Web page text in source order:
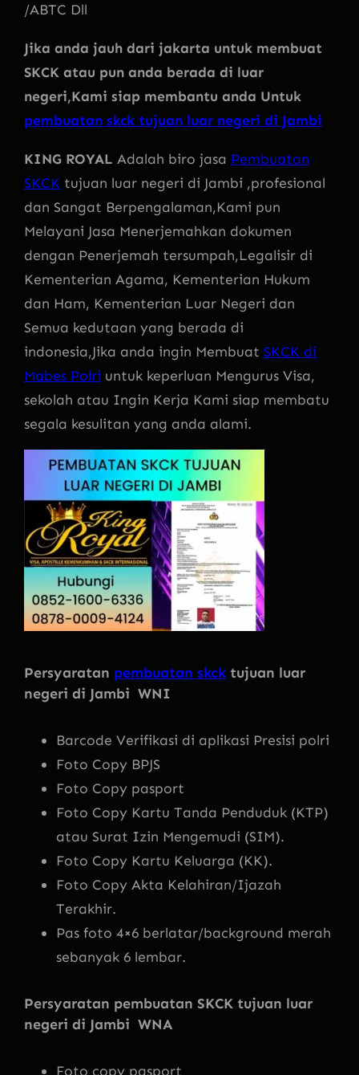
/ABTC Dll
Jika anda jauh dari jakarta untuk membuat
SKCK atau pun anda berada di luar
negeri,Kami siap membantu anda Untuk
pembuatan skck tujuan luar negeri di Jambi
KING ROYAL Adalah biro jasa Pembuatan
SKCK tujuan luar negeri di Jambi ,profesional
dan Sangat Berpengalaman,Kami pun
Melayani Jasa Menerjemahkan dokumen
dengan Penerjemah tersumpah,Legalisir di
Kementerian Agama, Kementerian Hukum
dan Ham, Kementerian Luar Negeri dan
Semua kedutaan yang berada di
indonesia,Jika anda ingin Membuat SKCK di
Mabes Polri untuk keperluan Mengurus Visa,
sekolah atau Ingin Kerja Kami siap membatu
segala kesulitan yang anda alami.
Persyaratan pembuatan skck tujuan luar
negeri di Jambi WNI
Barcode Verifikasi di aplikasi Presisi polri
Foto Copy BPJS
Foto Copy pasport
Foto Copy Kartu Tanda Penduduk (KTP)
atau Surat Izin Mengemudi (SIM).
Foto Copy Kartu Keluarga (KK).
Foto Copy Akta Kelahiran/Ijazah
Terakhir.
Pas foto 4×6 berlatar/background merah
sebanyak 6 lembar.
Persyaratan pembuatan SKCK tujuan luar
negeri di Jambi WNA
Foto copy pasport